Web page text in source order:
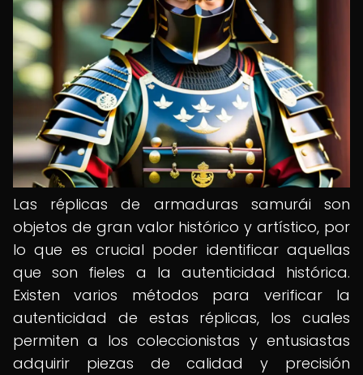
Las réplicas de armaduras samurái son
objetos de gran valor histórico y artístico, por
lo que es crucial poder identificar aquellas
que son fieles a la autenticidad histórica.
Existen varios métodos para verificar la
autenticidad de estas réplicas, los cuales
permiten a los coleccionistas y entusiastas
adquirir piezas de calidad y precisión